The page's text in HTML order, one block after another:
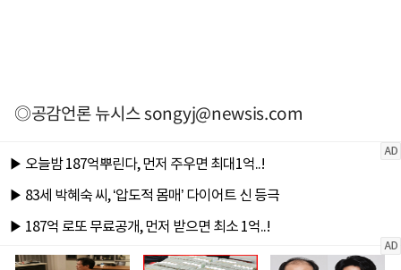
◎공감언론 뉴시스songyj@newsis.com